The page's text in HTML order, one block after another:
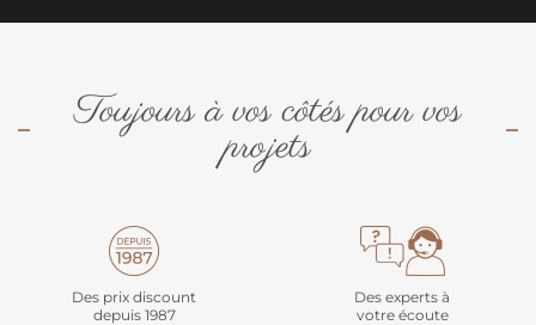
Toujours à vos côtés pour vos
projets
Des prix discount
depuis 1987
Des experts à
votre écoute